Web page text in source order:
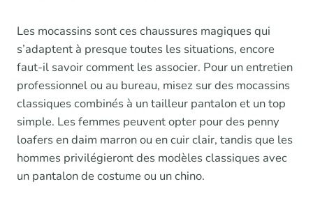
Les mocassins sont ces chaussures magiques qui
s’adaptent à presque toutes les situations, encore
faut-il savoir comment les associer. Pour un entretien
professionnel ou au bureau, misez sur des mocassins
classiques combinés à un tailleur pantalon et un top
simple. Les femmes peuvent opter pour des penny
loafers en daim marron ou en cuir clair, tandis que les
hommes privilégieront des modèles classiques avec
un pantalon de costume ou un chino.